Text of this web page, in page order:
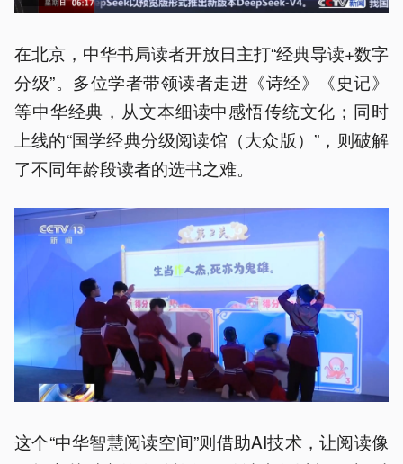
在北京，中华书局读者开放日主打“经典导读+数字
分级”。多位学者带领读者走进《诗经》《史记》
等中华经典，从文本细读中感悟传统文化；同时
上线的“国学经典分级阅读馆（大众版）”，则破解
了不同年龄段读者的选书之难。
这个“中华智慧阅读空间”则借助AI技术，让阅读像